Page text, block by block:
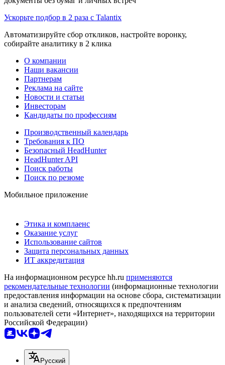
Ускорьте подбор в 2 раза с Talantix
Автоматизируйте сбор откликов, настройте воронку,
собирайте аналитику в 2 клика
О компании
Наши вакансии
Партнерам
Реклама на сайте
Новости и статьи
Инвесторам
Кандидаты по профессиям
Производственный календарь
Требования к ПО
Безопасный HeadHunter
HeadHunter API
Поиск работы
Поиск по резюме
Мобильное приложение
Этика и комплаенс
Оказание услуг
Использование сайтов
Защита персональных данных
ИТ аккредитация
На информационном ресурсе hh.ru применяются
рекомендательные технологии (информационные технологии
предоставления информации на основе сбора, систематизации
и анализа сведений, относящихся к предпочтениям
пользователей сети «Интернет», находящихся на территории
Российской Федерации)
Русский